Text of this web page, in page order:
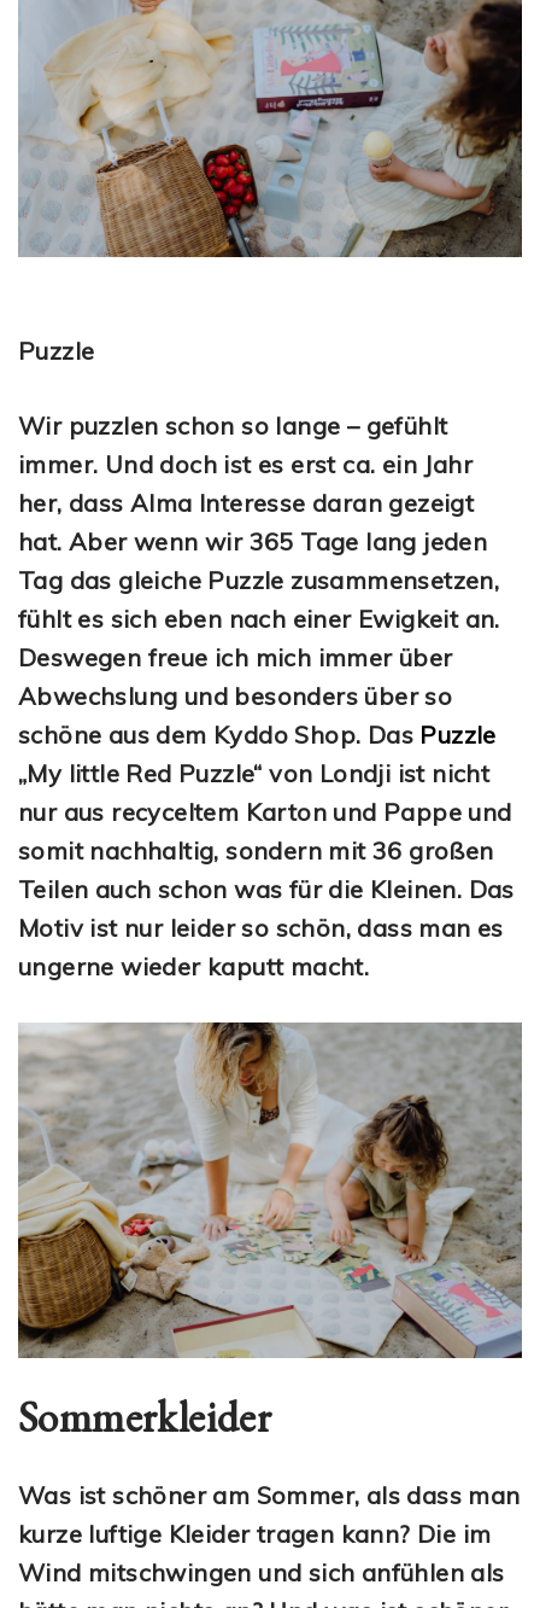
Puzzle
Wir puzzlen schon so lange – gefühlt
immer. Und doch ist es erst ca. ein Jahr
her, dass Alma Interesse daran gezeigt
hat. Aber wenn wir 365 Tage lang jeden
Tag das gleiche Puzzle zusammensetzen,
fühlt es sich eben nach einer Ewigkeit an.
Deswegen freue ich mich immer über
Abwechslung und besonders über so
schöne aus dem Kyddo Shop. Das Puzzle
„My little Red Puzzle“ von Londji ist nicht
nur aus recyceltem Karton und Pappe und
somit nachhaltig, sondern mit 36 großen
Teilen auch schon was für die Kleinen. Das
Motiv ist nur leider so schön, dass man es
ungerne wieder kaputt macht.
Sommerkleider
Was ist schöner am Sommer, als dass man
kurze luftige Kleider tragen kann? Die im
Wind mitschwingen und sich anfühlen als